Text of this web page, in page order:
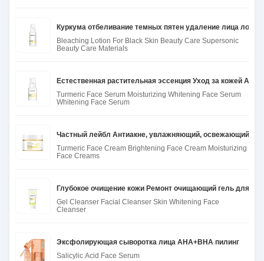
Куркума отбеливание темных пятен удаление лица
Bleaching Lotion For Black Skin Beauty Care Supersonic
Beauty Care Materials
Естественная растительная эссенция Уход за кожей
Turmeric Face Serum Moisturizing Whitening Face Serum
Whitening Face Serum
Частный лейбл Антиакне, увлажняющий, освежающий
Turmeric Face Cream Brightening Face Cream Moisturizing
Face Creams
Глубокое очищение кожи Ремонт очищающий гель для
Gel Cleanser Facial Cleanser Skin Whitening Face
Cleanser
Эксфолирующая сыворотка лица AHA+BHA пилинг
Salicylic Acid Face Serum